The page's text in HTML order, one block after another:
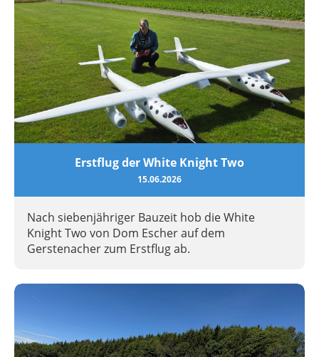
Erstflug der White Knight Two
15.06.2026
Nach siebenjähriger Bauzeit hob die White
Knight Two von Dom Escher auf dem
Gerstenacher zum Erstflug ab.